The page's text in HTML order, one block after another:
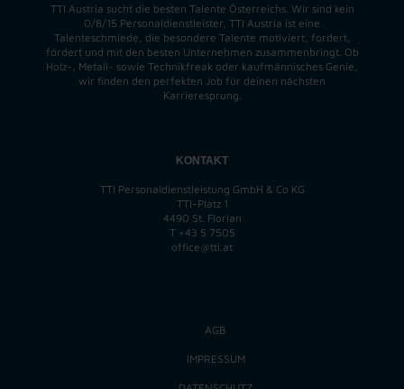
TTI Austria sucht die besten Talente Österreichs. Wir sind kein
0/8/15 Personaldienstleister, TTI Austria ist eine
Talenteschmiede, die besondere Talente motiviert, fordert,
fördert und mit den besten Unternehmen zusammenbringt. Ob
Holz-, Metall- sowie Technikfreak oder kaufmännisches Genie,
wir finden den perfekten Job für deinen nächsten
Karrieresprung.
KONTAKT
TTI Personaldienstleistung GmbH & Co KG
TTI-Platz 1
4490 St. Florian
T +43 5 7505
office@tti.at
AGB
IMPRESSUM